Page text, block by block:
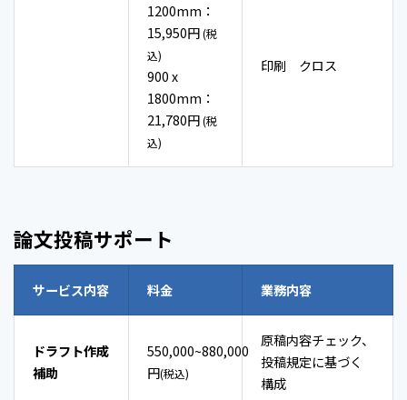
1200mm：
15,950円(税
込)
900 x
1800mm：
21,780円(税
込)
印刷 クロス
論文投稿サポート
サービス内容 料金 業務内容
ドラフト作成
補助
550,000~880,000
円(税込)
原稿内容チェック、
投稿規定に基づく
構成